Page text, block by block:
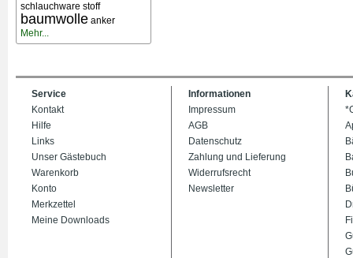
schlauchware stoff
baumwolle anker
Mehr...
Service
Kontakt
Hilfe
Links
Unser Gästebuch
Warenkorb
Konto
Merkzettel
Meine Downloads
Informationen
Impressum
AGB
Datenschutz
Zahlung und Lieferung
Widerrufsrecht
Newsletter